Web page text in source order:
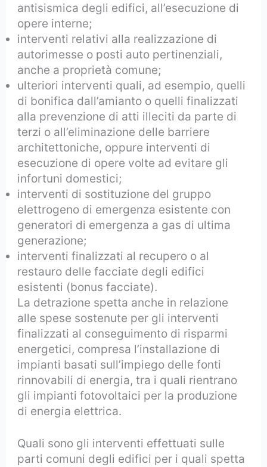
antisismica degli edifici, all’esecuzione di
opere interne;
interventi relativi alla realizzazione di
autorimesse o posti auto pertinenziali,
anche a proprietà comune;
ulteriori interventi quali, ad esempio, quelli
di bonifica dall’amianto o quelli finalizzati
alla prevenzione di atti illeciti da parte di
terzi o all’eliminazione delle barriere
architettoniche, oppure interventi di
esecuzione di opere volte ad evitare gli
infortuni domestici;
interventi di sostituzione del gruppo
elettrogeno di emergenza esistente con
generatori di emergenza a gas di ultima
generazione;
interventi finalizzati al recupero o al
restauro delle facciate degli edifici
esistenti (bonus facciate).
La detrazione spetta anche in relazione
alle spese sostenute per gli interventi
finalizzati al conseguimento di risparmi
energetici, compresa l’installazione di
impianti basati sull’impiego delle fonti
rinnovabili di energia, tra i quali rientrano
gli impianti fotovoltaici per la produzione
di energia elettrica.
Quali sono gli interventi effettuati sulle
parti comuni degli edifici per i quali spetta